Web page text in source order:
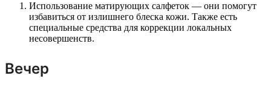
Использование матирующих салфеток — они помогут
избавиться от излишнего блеска кожи. Также есть
специальные средства для коррекции локальных
несовершенств.
Вечер